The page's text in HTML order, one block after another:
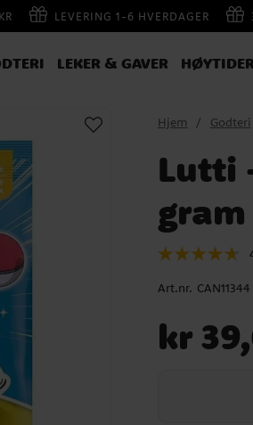
LEVERING 1-6 HVERDAGER
LEKER & GAVER HØYTIDER
Hjem Godteri
Lutti
gram
Art.nr. CAN11344
kr